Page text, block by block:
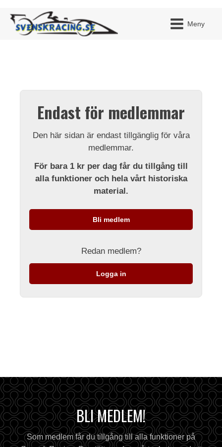
Meny
Endast för medlemmar
Den här sidan är endast tillgänglig för våra
medlemmar.
För bara 1 kr per dag får du tillgång till
alla funktioner och hela vårt historiska
material.
Bli medlem
Redan medlem?
Logga in
BLI MEDLEM!
Som medlem får du tillgång till alla funktioner på